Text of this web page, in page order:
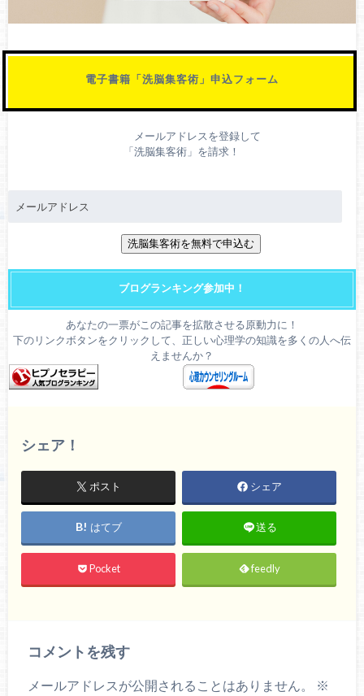
電子書籍「洗脳集客術」申込フォーム
メールアドレスを登録して
「洗脳集客術」を請求！
ブログランキング参加中！
あなたの一票がこの記事を拡散させる原動力に！
下のリンクボタンをクリックして、正しい心理学の知識を多くの人へ伝
えませんか？
シェア！
ポスト シェア
はてブ 送る
Pocket feedly
コメントを残す
メールアドレスが公開されることはありません。
※